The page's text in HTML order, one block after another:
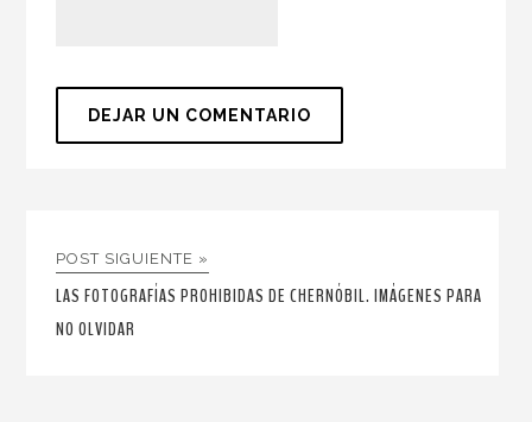
POST SIGUIENTE »
LAS FOTOGRAFÍAS PROHIBIDAS DE CHERNÓBIL. IMÁGENES PARA
NO OLVIDAR